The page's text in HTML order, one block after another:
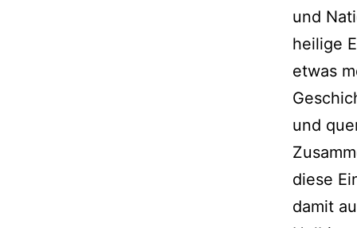
und
heilige
etwas
und
diese
damit